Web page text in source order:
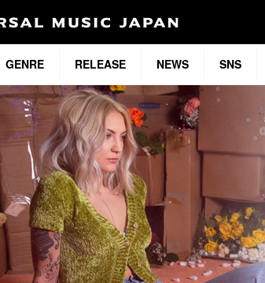
GENRE RELEASE NEWS SNS